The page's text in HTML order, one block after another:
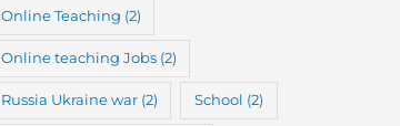
Online Teaching (2)
Online teaching Jobs(2)
Russia Ukraine war(2) School (2)